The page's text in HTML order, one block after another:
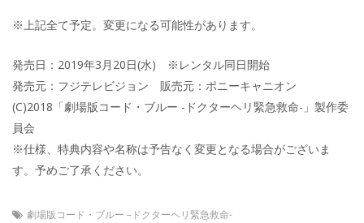
※上記全て予定。変更になる可能性があります。
発売日：2019年3月20日(水) ※レンタル同日開始
発売元：フジテレビジョン 販売元：ポニーキャニオン
(C)2018「劇場版コード・ブルー -ドクターヘリ緊急救命-」製作委
員会
※仕様、特典内容や名称は予告なく変更となる場合がございま
す。予めご了承ください。
劇場版コード・ブルー –ドクターヘリ緊急救命-